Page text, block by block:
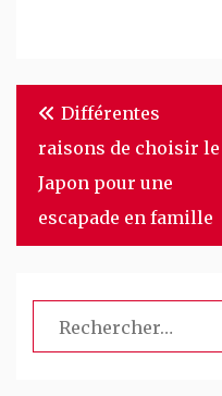
Navigation
l’article
Différentes
raisons de choisir le
Japon pour une
escapade en famille
Rechercher :